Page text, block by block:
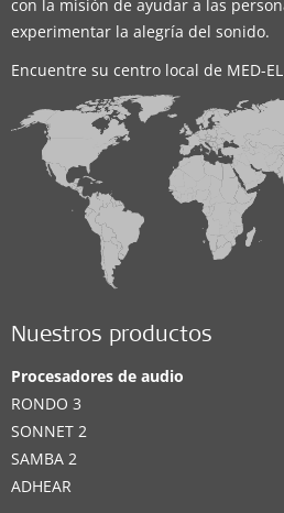
con la misión de ayudar a las
experimentar la alegría del sonido.
Encuentre su centro local de MED-EL
Nuestros productos
Procesadores de audio
RONDO 3
SONNET 2
SAMBA 2
ADHEAR